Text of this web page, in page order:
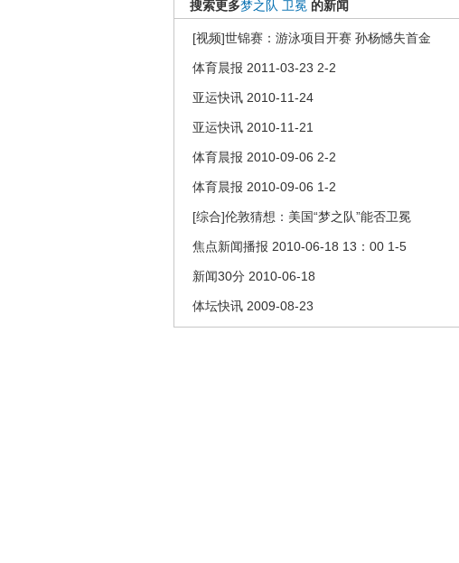
搜索更多梦之队 卫冕 的新闻
[视频]世锦赛：游泳项目开赛 孙杨憾失首金
体育晨报 2011-03-23 2-2
亚运快讯 2010-11-24
亚运快讯 2010-11-21
体育晨报 2010-09-06 2-2
体育晨报 2010-09-06 1-2
[综合]伦敦猜想：美国“梦之队”能否卫冕
焦点新闻播报 2010-06-18 13：00 1-5
新闻30分 2010-06-18
体坛快讯 2009-08-23